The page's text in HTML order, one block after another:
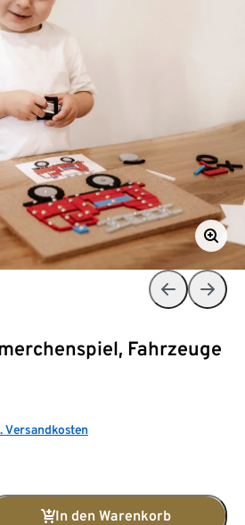
Fahrzeuge
Versandkosten
In den Warenkorb